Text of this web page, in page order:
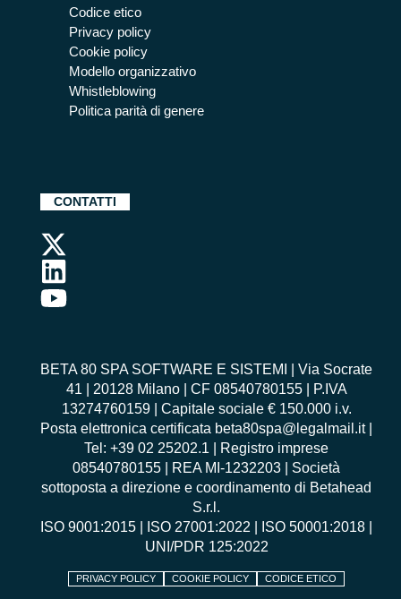
Codice etico
Privacy policy
Cookie policy
Modello organizzativo
Whistleblowing
Politica parità di genere
CONTATTI
BETA 80 SPA SOFTWARE E SISTEMI | Via Socrate
41 | 20128 Milano | CF 08540780155 | P.IVA
13274760159 | Capitale sociale € 150.000 i.v.
Posta elettronica certificata beta80spa@legalmail.it |
Tel: +39 02 25202.1 | Registro imprese
08540780155 | REA MI-1232203 | Società
sottoposta a direzione e coordinamento di Betahead
S.r.l.
ISO 9001:2015
ISO 27001:2022 ISO 50001:2018
UNI/PDR 125:2022
PRIVACY POLICY COOKIE POLICY CODICE ETICO